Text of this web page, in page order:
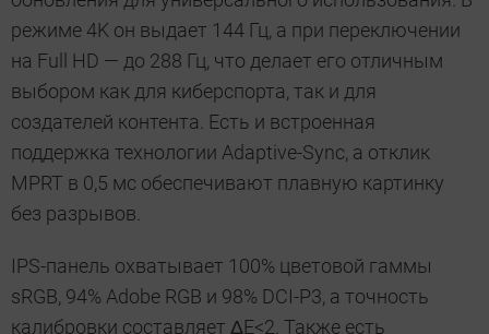
режиме 4K он выдает 144 Гц, а при переключении
на Full HD — до 288 Гц, что делает его отличным
выбором как для киберспорта, так и для
создателей контента. Есть и встроенная
поддержка технологии Adaptive-Sync, а отклик
MPRT в 0,5 мс обеспечивают плавную картинку
без разрывов.
IPS-панель охватывает 100% цветовой гаммы
sRGB, 94% Adobe RGB и 98% DCI-P3, а точность
калибровки составляет ΔE<2. Также есть